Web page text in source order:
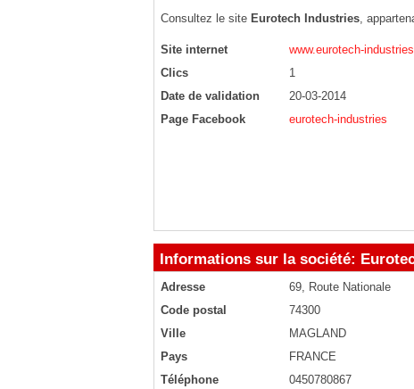
Consultez le site Eurotech Industries,
Site internet
www.eurotech-
Clics
1
Date de validation
20-03-2014
Page Facebook
eurotech-industries
Informations sur la société:
Adresse
69, Route Nationale
Code postal
74300
Ville
MAGLAND
Pays
FRANCE
Téléphone
0450780867